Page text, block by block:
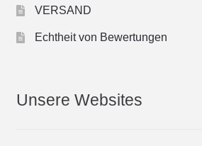
VERSAND
Echtheit von Bewertungen
Unsere Websites